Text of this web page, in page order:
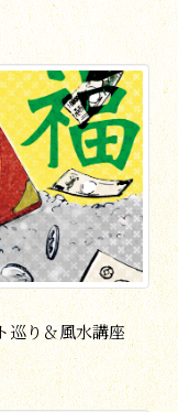
巡り＆風水講座